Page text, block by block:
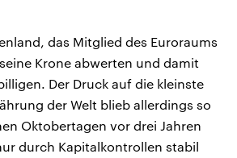
das Mitglied des Euroraums
Krone abwerten und damit
Der Druck auf die kleinste
der Welt blieb allerdings so
Oktobertagen vor drei Jahren
durch Kapitalkontrollen stabil